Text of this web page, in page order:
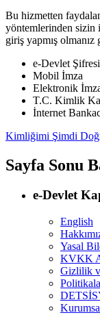
Bu hizmetten
yöntemlerinden sizin
giriş yapmış olmanız
e-Devlet Şifresi
Mobil İmza
Elektronik
T.C. Kimlik
İnternet
Kimliğimi Şimdi
Sayfa Sonu
e-Devlet
English
Yasal
KVKK
Gizlilik
DETSİS